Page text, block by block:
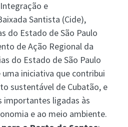
e
Santista (Cide),
do Estado de São Paulo
de Ação Regional da
do Estado de São Paulo
uma iniciativa que contribui
sustentável de Cubatão, e
importantes ligadas às
e ao meio ambiente.